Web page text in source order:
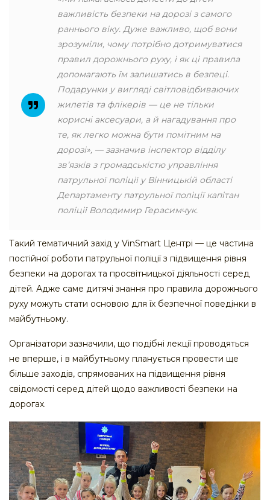
важливість безпеки на дорозі з самого
раннього віку. Дуже важливо, щоб вони
зрозуміли, чому потрібно дотримуватися
правил дорожнього руху, і як ці правила
допомагають їм залишатись в безпеці.
Подарунки у вигляді світловідбиваючих
жилетів та флікерів — це не тільки
корисні аксесуари, а й нагадування про
те, як легко можна бути помітним на
дорозі», — зазначив інспектор відділу
звʼязків з громадськістю управління
патрульної поліції у Вінницькій області
Департаменту патрульної поліції капітан
поліції Володимир Герасимчук.
Такий тематичний захід у VinSmart Центрі — це частина
постійної роботи патрульної поліції з підвищення рівня
безпеки на дорогах та просвітницької діяльності серед
дітей. Адже саме дитячі знання про правила дорожнього
руху можуть стати основою для їх безпечної поведінки в
майбутньому.
Організатори зазначили, що подібні лекції проводяться
не вперше, і в майбутньому планується провести ще
більше заходів, спрямованих на підвищення рівня
свідомості серед дітей щодо важливості безпеки на
дорогах.